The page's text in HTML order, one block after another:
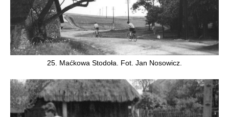
25. Maćkowa Stodoła. Fot. Jan Nosowicz.